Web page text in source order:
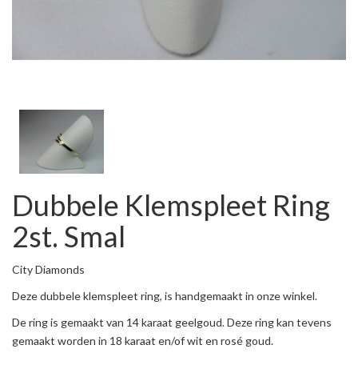
Dubbele Klemspleet Ring
2st. Smal
City Diamonds
Deze dubbele klemspleet ring, is handgemaakt in onze winkel.
De ring is gemaakt van 14 karaat geelgoud. Deze ring kan tevens
gemaakt worden in 18 karaat en/of wit en rosé goud.